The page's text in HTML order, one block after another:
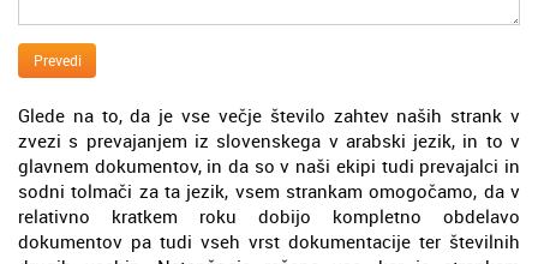
Prevedi
Glede na to, da je vse večje število zahtev naših strank v
zvezi s prevajanjem iz slovenskega v arabski jezik, in to v
glavnem dokumentov, in da so v naši ekipi tudi prevajalci in
sodni tolmači za ta jezik, vsem strankam omogočamo, da v
relativno kratkem roku dobijo kompletno obdelavo
dokumentov pa tudi vseh vrst dokumentacije ter številnih